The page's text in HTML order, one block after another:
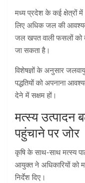
मध्य प्रदेश के कई क्षेत्रों
लिए अधिक जल की
जल खपत वाली फसलों को
जा सकता है।
विशेषज्ञों के अनुसार
पद्धतियों को अपनाना
देने में सक्षम हों।
मत्स्य उत्पादन
पहुंचाने पर जोर
कृषि के साथ-साथ मत्स्य
आयुक्त ने अधिकारियों को
निर्देश दिए।